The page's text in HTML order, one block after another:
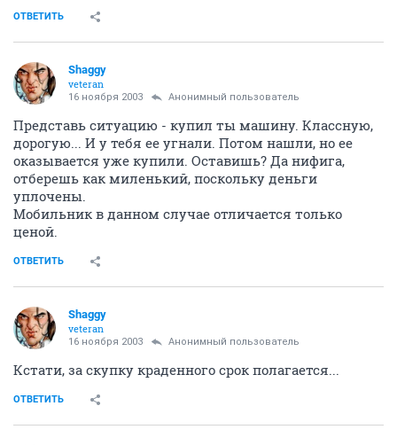
ОТВЕТИТЬ
Shaggy
veteran
16 ноября 2003 Анонимный пользователь
Представь ситуацию - купил ты машину. Классную,
дорогую... И у тебя ее угнали. Потом нашли, но ее
оказывается уже купили. Оставишь? Да нифига,
отберешь как миленький, поскольку деньги
уплочены.
Мобильник в данном случае отличается только
ценой.
ОТВЕТИТЬ
Shaggy
veteran
16 ноября 2003 Анонимный пользователь
Кстати, за скупку краденного срок полагается...
ОТВЕТИТЬ